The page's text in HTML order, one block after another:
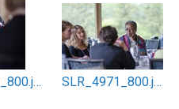
SLR_4969_800.jpg SLR_4971_800.jpg